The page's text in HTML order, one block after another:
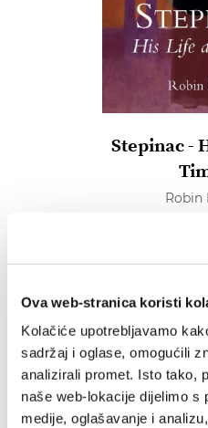
Ova web-stranica koristi
Kolačiće upotrebljavamo
sadržaj i oglase, omogućili
analizirali promet. Isto tako,
naše web-lokacije dijelimo s
medije, oglašavanje i
Stepinac -
Robin
Lista želja
Nemate artikala u svojoj listi